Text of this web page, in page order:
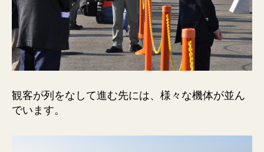
観客が列をなして進む先には、様々な機体が並ん
でいます。